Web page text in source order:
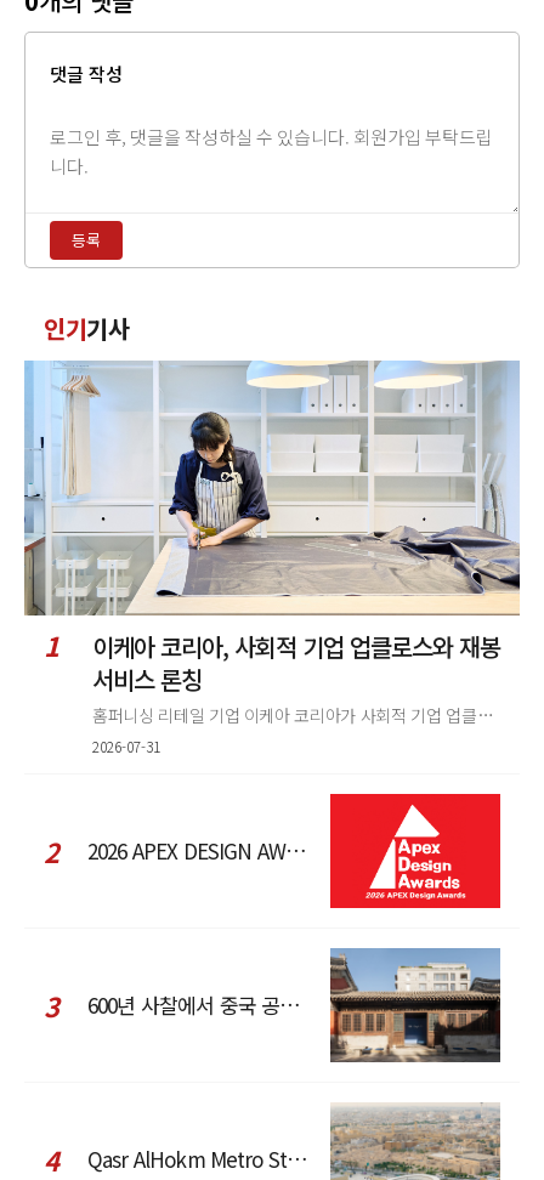
댓글 작성
력
등록
글
인기기사
1
이케아 코리아, 사회적 기업 업클로스와 재봉
서비스 론칭
홈퍼니싱 리테일 기업 이케아 코리아가 사회적 기업 업클로스(Upcloth)와 협력해 재봉 서비스를 선보인다. 이번 협업은 이케
2026-07-31
2 2026 APEX DESIGN AWARDS
3 600년 사찰에서 중국 공예와 현대 패션을 직조한 ZARA x Fanglu Lin Pop-Up
4 Qasr AlHokm Metro Station, 구도심과 현대 공공 인프라의 접점을 제안하다